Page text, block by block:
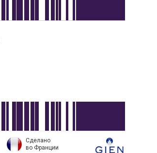
Сделано
во Франции